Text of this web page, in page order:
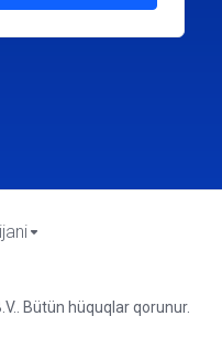
Bütün hüquqlar qorunur.